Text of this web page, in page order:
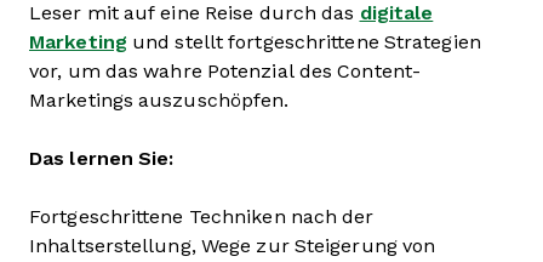
Leser mit auf eine Reise durch das digitale
Marketing und stellt fortgeschrittene Strategien
vor, um das wahre Potenzial des Content-
Marketings auszuschöpfen.
Das lernen Sie:
Fortgeschrittene Techniken nach der
Inhaltserstellung, Wege zur Steigerung von